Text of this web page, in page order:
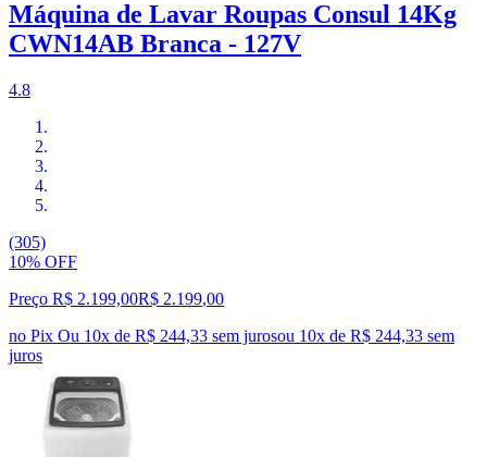
Máquina de Lavar Roupas Consul 14Kg
CWN14AB Branca - 127V
4.8
(305)
10% OFF
Preço R$ 2.199,00R$ 2.199,00
no Pix Ou 10x de R$ 244,33 sem jurosou 10x de R$ 244,33 sem
juros